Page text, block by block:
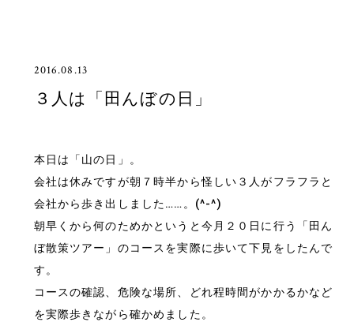
2016.08.13
３人は「田んぼの日」
本日は「山の日」。
会社は休みですが朝７時半から怪しい３人がフラフラと
会社から歩き出しました……。(^-^)
朝早くから何のためかというと今月２０日に行う「田ん
ぼ散策ツアー」のコースを実際に歩いて下見をしたんで
す。
コースの確認、危険な場所、どれ程時間がかかるかなど
を実際歩きながら確かめました。